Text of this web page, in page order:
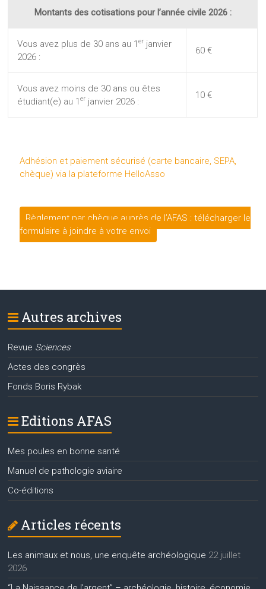
Montants des cotisations pour l’année civile 2026 :
Vous avez plus de 30 ans au 1er janvier
2026 :
60 €
Vous avez moins de 30 ans ou êtes
étudiant(e) au 1er janvier 2026 :
10 €
Adhésion et paiement sécurisé (carte bancaire, SEPA,
chèque) via la plateforme HelloAsso
Règlement par chèque auprès de l’AFAS : télécharger le
formulaire à joindre à votre envoi
Autres archives
Revue Sciences
Actes des congrès
Fonds Boris Rybak
Editions AFAS
Mes poules en bonne santé
Manuel de pathologie aviaire
Co-éditions
Articles récents
Les animaux et nous, une enquête archéologique 22 juillet
2026